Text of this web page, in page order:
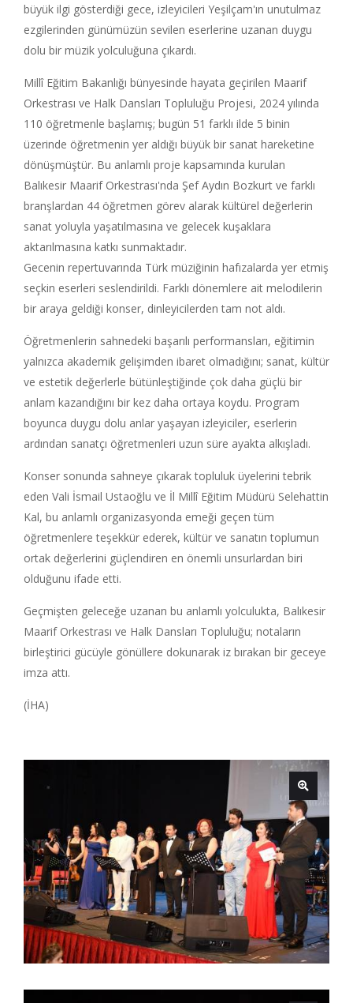
büyük ilgi gösterdiği gece, izleyicileri Yeşilçam'ın unutulmaz
ezgilerinden günümüzün sevilen eserlerine uzanan duygu
dolu bir müzik yolculuğuna çıkardı.
Millî Eğitim Bakanlığı bünyesinde hayata geçirilen Maarif
Orkestrası ve Halk Dansları Topluluğu Projesi, 2024 yılında
110 öğretmenle başlamış; bugün 51 farklı ilde 5 binin
üzerinde öğretmenin yer aldığı büyük bir sanat hareketine
dönüşmüştür. Bu anlamlı proje kapsamında kurulan
Balıkesir Maarif Orkestrası'nda Şef Aydın Bozkurt ve farklı
branşlardan 44 öğretmen görev alarak kültürel değerlerin
sanat yoluyla yaşatılmasına ve gelecek kuşaklara
aktarılmasına katkı sunmaktadır.
Gecenin repertuvarında Türk müziğinin hafızalarda yer etmiş
seçkin eserleri seslendirildi. Farklı dönemlere ait melodilerin
bir araya geldiği konser, dinleyicilerden tam not aldı.
Öğretmenlerin sahnedeki başarılı performansları, eğitimin
yalnızca akademik gelişimden ibaret olmadığını; sanat, kültür
ve estetik değerlerle bütünleştiğinde çok daha güçlü bir
anlam kazandığını bir kez daha ortaya koydu. Program
boyunca duygu dolu anlar yaşayan izleyiciler, eserlerin
ardından sanatçı öğretmenleri uzun süre ayakta alkışladı.
Konser sonunda sahneye çıkarak topluluk üyelerini tebrik
eden Vali İsmail Ustaoğlu ve İl Millî Eğitim Müdürü Selehattin
Kal, bu anlamlı organizasyonda emeği geçen tüm
öğretmenlere teşekkür ederek, kültür ve sanatın toplumun
ortak değerlerini güçlendiren en önemli unsurlardan biri
olduğunu ifade etti.
Geçmişten geleceğe uzanan bu anlamlı yolculukta, Balıkesir
Maarif Orkestrası ve Halk Dansları Topluluğu; notaların
birleştirici gücüyle gönüllere dokunarak iz bırakan bir geceye
imza attı.
(İHA)